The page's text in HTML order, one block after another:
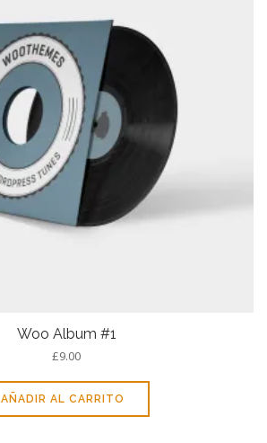
Woo Album #1
£9.00
AÑADIR AL CARRITO